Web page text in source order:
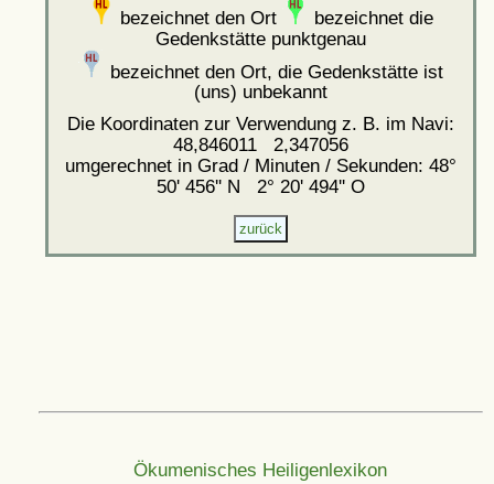
bezeichnet den Ort
bezeichnet die
Gedenkstätte punktgenau
bezeichnet den Ort, die Gedenkstätte ist
(uns) unbekannt
Die Koordinaten zur Verwendung z. B. im Navi:
48,846011 2,347056
umgerechnet in Grad / Minuten / Sekunden: 48°
50' 456'' N 2° 20' 494'' O
Ökumenisches Heiligenlexikon